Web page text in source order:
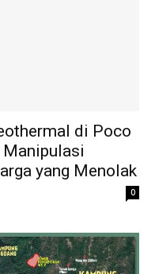
di Poco
Manipulasi
yang Menolak
0